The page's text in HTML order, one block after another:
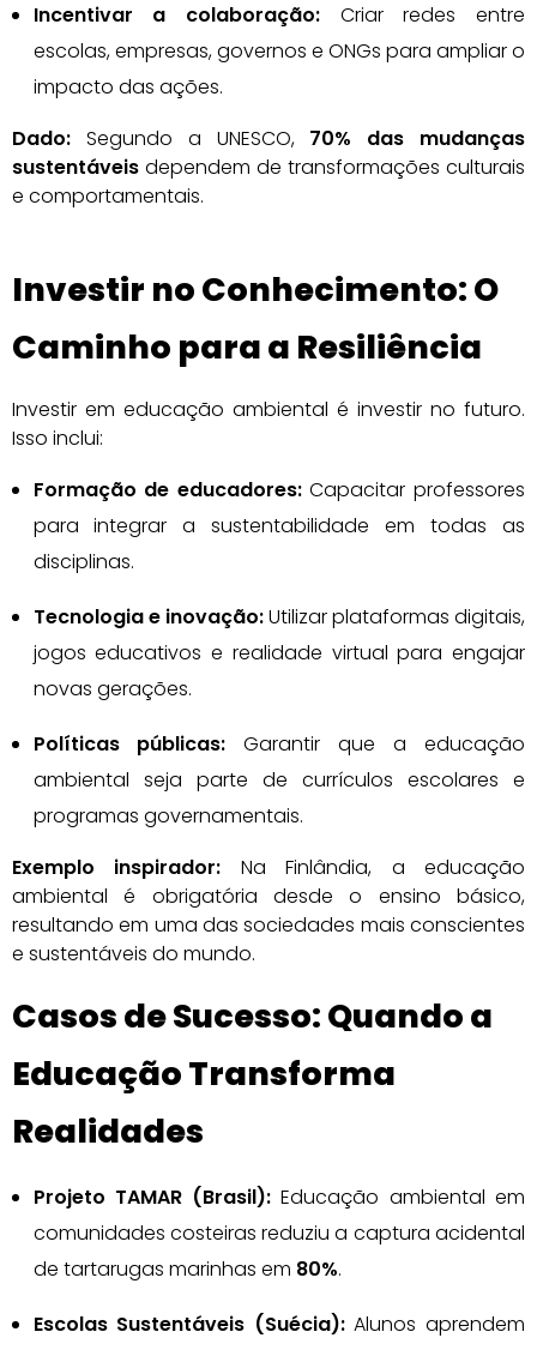
Incentivar a colaboração:Criar redes entre
escolas, empresas, governos e ONGs para ampliar o
impacto das ações.
Dado: Segundo a UNESCO, 70% das mudanças
sustentáveis dependem de transformações culturais
e comportamentais.
Investir no Conhecimento: O
Caminho para a Resiliência
Investir em educação ambiental é investir no futuro.
Isso inclui:
Formação de educadores:Capacitar professores
para integrar a sustentabilidade em todas as
disciplinas.
Tecnologia e inovação:Utilizar plataformas digitais,
jogos educativos e realidade virtual para engajar
novas gerações.
Políticas públicas: Garantir que a educação
ambiental seja parte de currículos escolares e
programas governamentais.
Exemplo inspirador: Na Finlândia, a educação
ambiental é obrigatória desde o ensino básico,
resultando em uma das sociedades mais conscientes
e sustentáveis do mundo.
Casos de Sucesso: Quando a
Educação Transforma
Realidades
Projeto TAMAR (Brasil): Educação ambiental em
comunidades costeiras reduziu a captura acidental
de tartarugas marinhas em 80%.
Escolas Sustentáveis (Suécia):Alunos aprendem